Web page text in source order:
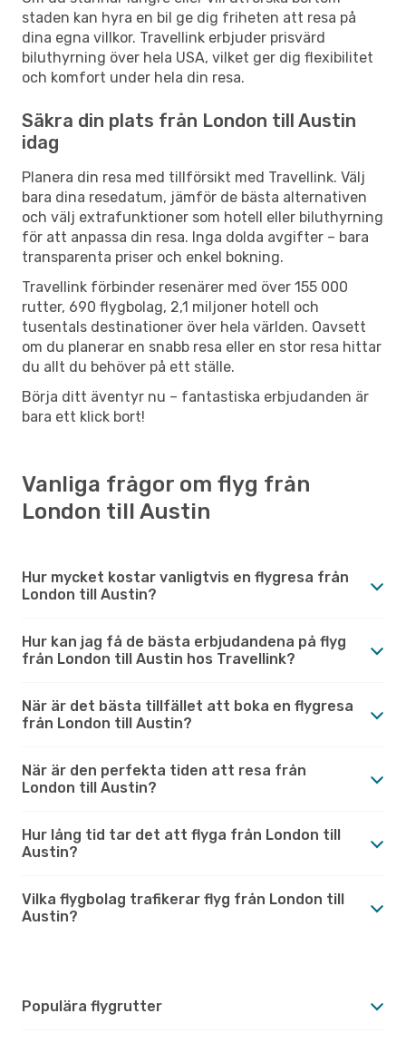
staden kan hyra en bil ge dig friheten att resa på
dina egna villkor. Travellink erbjuder prisvärd
biluthyrning över hela USA, vilket ger dig flexibilitet
och komfort under hela din resa.
Säkra din plats från London till Austin
idag
Planera din resa med tillförsikt med Travellink. Välj
bara dina resedatum, jämför de bästa alternativen
och välj extrafunktioner som hotell eller biluthyrning
för att anpassa din resa. Inga dolda avgifter – bara
transparenta priser och enkel bokning.
Travellink förbinder resenärer med över 155 000
rutter, 690 flygbolag, 2,1 miljoner hotell och
tusentals destinationer över hela världen. Oavsett
om du planerar en snabb resa eller en stor resa hittar
du allt du behöver på ett ställe.
Börja ditt äventyr nu – fantastiska erbjudanden är
bara ett klick bort!
Vanliga frågor om flyg från
London till Austin
Hur mycket kostar vanligtvis en flygresa från
London till Austin?
Hur kan jag få de bästa erbjudandena på flyg
från London till Austin hos Travellink?
När är det bästa tillfället att boka en flygresa
från London till Austin?
När är den perfekta tiden att resa från
London till Austin?
Hur lång tid tar det att flyga från London till
Austin?
Vilka flygbolag trafikerar flyg från London till
Austin?
Populära flygrutter